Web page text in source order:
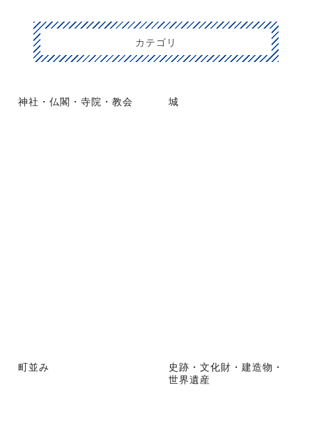
カテゴリ
神社・仏閣・寺院・教会 城
町並み
史跡・文化財・建造物・
世界遺産